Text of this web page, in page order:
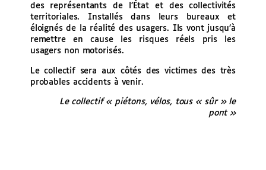
des représentants de l’État et des collectivités
territoriales. Installés dans leurs bureaux et
éloignés de la réalité des usagers. Ils vont jusqu’à
remettre en cause les risques réels pris les
usagers non motorisés.
Le collectif sera aux côtés des victimes des très
probables accidents à venir.
Le collectif « piétons, vélos, tous « sûr » le
pont »